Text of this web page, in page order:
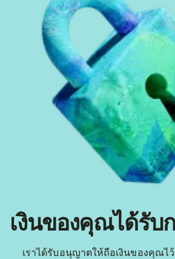
เงินของคุณได้รับ
เราได้รับอนุญาตให้ถือเงินของคุณไ